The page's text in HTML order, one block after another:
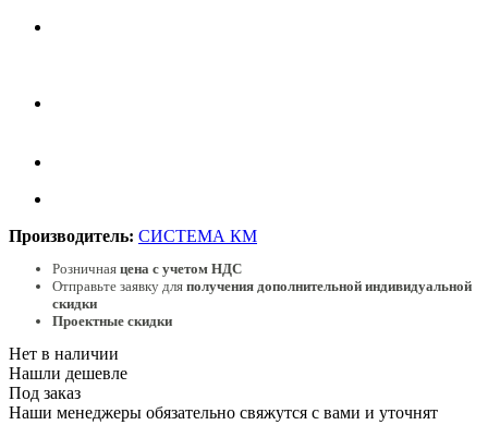
Производитель: СИСТЕМА КМ
Розничная цена с учетом НДС
Отправьте заявку для получения дополнительной индивидуальной
скидки
Проектные скидки
Нет в наличии
Нашли дешевле
Под заказ
Наши менеджеры обязательно свяжутся с вами и уточнят